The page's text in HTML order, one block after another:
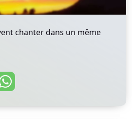
chanter dans un même